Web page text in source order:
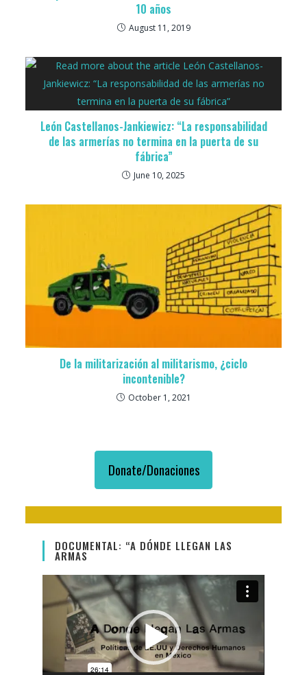
10 años
August 11, 2019
León Castellanos-Jankiewicz: “La responsabilidad
de las armerías no termina en la puerta de su
fábrica”
June 10, 2025
De la militarización al militarismo, ¿ciclo
incontenible?
October 1, 2021
Donate/Donaciones
DOCUMENTAL: “A DÓNDE LLEGAN LAS
ARMAS
Video
Player